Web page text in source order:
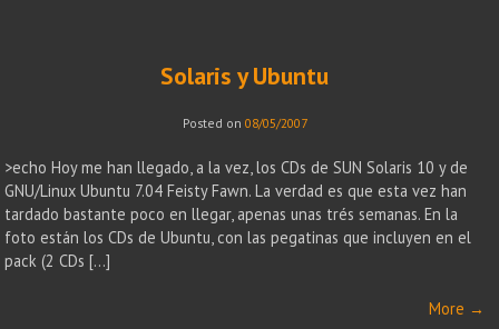
Solaris y Ubuntu
Posted on 08/05/2007
>echo Hoy me han llegado, a la vez, los CDs de SUN Solaris 10 y de
GNU/Linux Ubuntu 7.04 Feisty Fawn. La verdad es que esta vez han
tardado bastante poco en llegar, apenas unas trés semanas. En la
foto están los CDs de Ubuntu, con las pegatinas que incluyen en el
pack (2 CDs […]
More →